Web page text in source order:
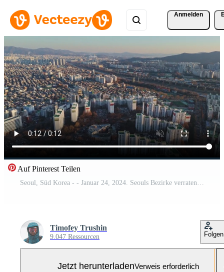
Anmelden
Auf Pinterest Teilen
Seoul, Süd Korea - - Januar 24, 2024. Seouls Bezirke verraten modern Leben. Hochhaus Wohnungen im Seouls Bezirke symbolisieren Süd Koreas städtisch Innovation Komfort Kennzeichen Seouls Bezirke
Timofey Trushin
9.047 Ressourcen Folgen
Jetzt herunterladenVerweis erforderlich